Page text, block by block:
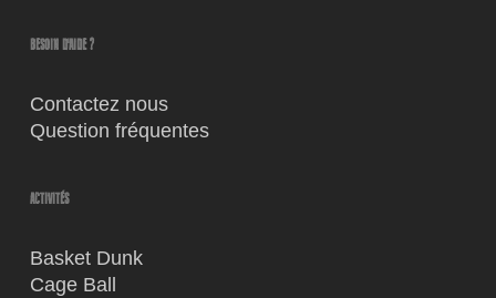
BESOIN D'AIDE ?
Contactez nous
Question fréquentes
ACTIVITÉS
Basket Dunk
Cage Ball